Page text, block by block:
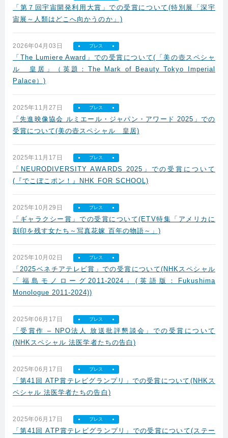
「第７回宇宙開発利用大賞」での受賞について(特別展「深宇
宙展～人類はどこへ向かうのか」)
2026年04月03日 プレス
「The Lumiere Award」での受賞について(「美の壺スペシャ
ル 皇居」（英題：The Mark of Beauty Tokyo Imperial
Palace）)
2025年11月27日 プレス
「先進映像協会 ルミエール・ジャパン・アワード 2025」での
受賞について(美の壺スペシャル 皇居)
2025年11月17日 プレス
「NEURODIVERSITY AWARDS 2025」での受賞について
(『でこぼこポン！』NHK FOR SCHOOL)
2025年10月29日 プレス
「ギャラクシー賞」での受賞について(ETV特集「アメリカに
刻印を残す女たち～写真花嫁 百年の物語～」)
2025年10月02日 プレス
「2025ベネチアテレビ賞」での受賞について(NHKスペシャル
「福島モノローグ2011-2024」(英語版：Fukushima
Monologue 2011-2024))
2025年06月17日 プレス
「受賞作 – NPO法人 放送批評懇談会」での受賞について
(NHKスペシャル 法医学者たちの告白)
2025年06月17日 プレス
「第41回 ATP賞テレビグランプリ」での受賞について(NHKス
ペシャル 法医学者たちの告白)
2025年06月17日 プレス
「第41回 ATP賞テレビグランプリ」での受賞について(ステー